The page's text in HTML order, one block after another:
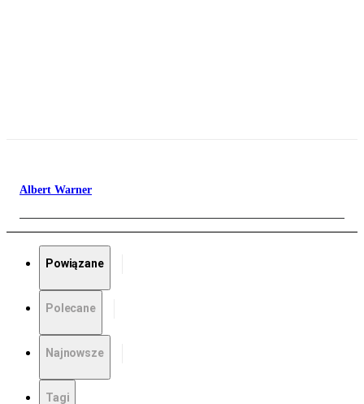
Albert Warner
Powiązane
Polecane
Najnowsze
Tagi